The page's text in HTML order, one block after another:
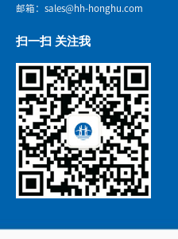
邮箱：sales@hh-honghu.com
扫一扫 关注我